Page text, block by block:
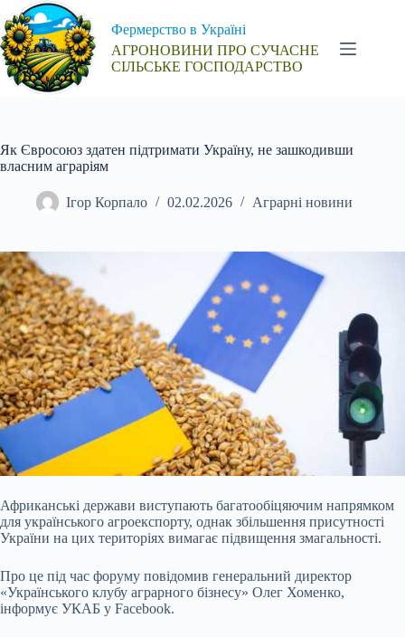
Перейти
до
вмісту
Фермерство в Україні
АГРОНОВИНИ ПРО СУЧАСНЕ
СІЛЬСЬКЕ ГОСПОДАРСТВО
Як Євросоюз здатен підтримати Україну, не зашкодивши
власним аграріям
Ігор Корпало 02.02.2026 Аграрні новини
Африканські держави виступають багатообіцяючим напрямком
для українського агроекспорту, однак збільшення присутності
України на цих територіях вимагає підвищення змагальності.
Про це під час форуму повідомив генеральний директор
«Українського клубу аграрного бізнесу» Олег Хоменко,
інформує УКАБ у Facebook.